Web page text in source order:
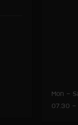
Mon –
07.30 –